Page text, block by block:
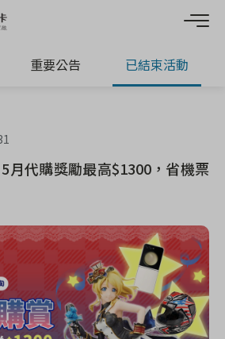
重要公告 已結束活動
5月代購獎勵最高$1300，省機票